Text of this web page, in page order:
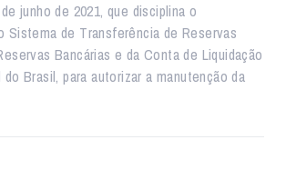
junho de 2021, que disciplina o
Sistema de Transferência de Reservas
Bancárias e da Conta de Liquidação
Brasil, para autorizar a manutenção da